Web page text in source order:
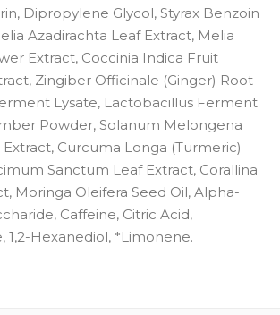
Dipropylene Glycol, Styrax Benzoin
Azadirachta Leaf Extract, Melia
Extract, Coccinia Indica Fruit
Zingiber Officinale (Ginger) Root
Lysate, Lactobacillus Ferment
Powder, Solanum Melongena
Curcuma Longa (Turmeric)
Sanctum Leaf Extract, Corallina
Moringa Oleifera Seed Oil, Alpha-
Caffeine, Citric Acid,
1,2-Hexanediol, *Limonene.